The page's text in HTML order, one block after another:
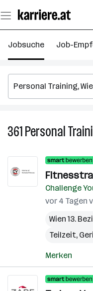
Seiteninhalt
springen
Jobsuche Job-
361Personal
Challenge
vor 4
Wien 13.
Teilzeit,
Merken